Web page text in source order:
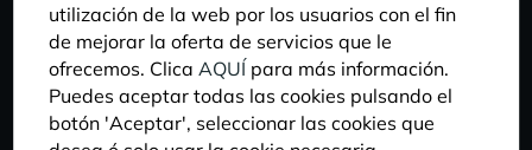
HÁBITAT
Habita áreas montañosas con bosque o matorral
mediterráneo y llanuras arboladas del sur de
utilización de la web por los usuarios con el fin
de mejorar la oferta de servicios que le
ofrecemos. Clica AQUÍ para más información.
Puedes aceptar todas las cookies pulsando el
botón 'Aceptar', seleccionar las cookies que